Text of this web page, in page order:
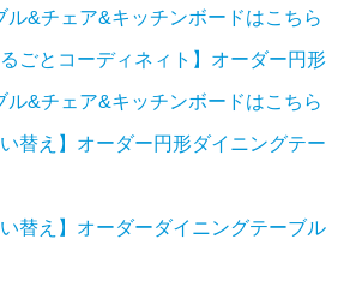
ル&チェア&キッチンボードはこちら
ごとコーディネィト】オーダー円形
ル&チェア&キッチンボードはこちら
替え】オーダー円形ダイニングテー
替え】オーダーダイニングテーブル